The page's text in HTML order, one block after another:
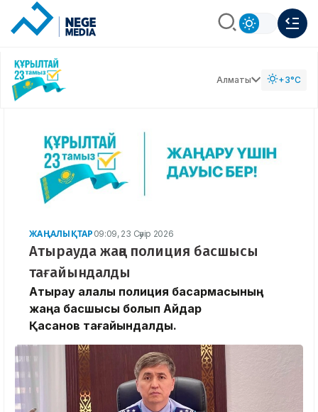
Алматы +3°C
ЖАҢАЛЫҚТАР 09:09, 23 Сәуір 2026
Атырауда жаңа полиция басшысы
тағайындалды
Атырау қалалық полиция басқармасының
жаңа басшысы болып Айдар
Қасанов тағайындалды.